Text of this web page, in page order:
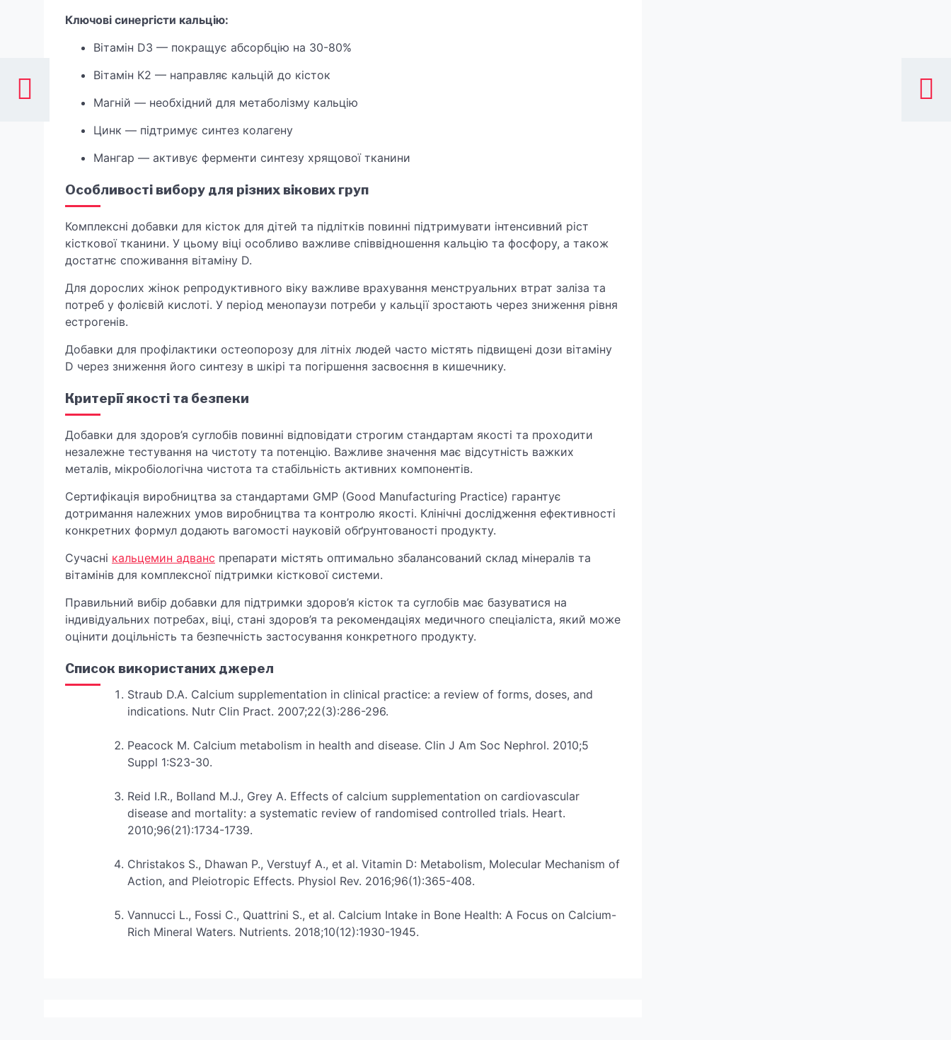
Ключові синергісти кальцію:
Вітамін D3 — покращує абсорбцію на 30-80%
Вітамін К2 — направляє кальцій до кісток
Магній — необхідний для метаболізму кальцію
Цинк — підтримує синтез колагену
Мангар — активує ферменти синтезу хрящової тканини
Особливості вибору для різних вікових груп
Комплексні добавки для кісток для дітей та підлітків повинні підтримувати інтенсивний ріст
кісткової тканини. У цьому віці особливо важливе співвідношення кальцію та фосфору, а також
достатнє споживання вітаміну D.
Для дорослих жінок репродуктивного віку важливе врахування менструальних втрат заліза та
потреб у фолієвій кислоті. У період менопаузи потреби у кальції зростають через зниження рівня
естрогенів.
Добавки для профілактики остеопорозу для літніх людей часто містять підвищені дози вітаміну
D через зниження його синтезу в шкірі та погіршення засвоєння в кишечнику.
Критерії якості та безпеки
Добавки для здоров’я суглобів повинні відповідати строгим стандартам якості та проходити
незалежне тестування на чистоту та потенцію. Важливе значення має відсутність важких
металів, мікробіологічна чистота та стабільність активних компонентів.
Сертифікація виробництва за стандартами GMP (Good Manufacturing Practice) гарантує
дотримання належних умов виробництва та контролю якості. Клінічні дослідження ефективності
конкретних формул додають вагомості науковій обґрунтованості продукту.
Сучасні кальцемин адванс препарати містять оптимально збалансований склад мінералів та
вітамінів для комплексної підтримки кісткової системи.
Правильний вибір добавки для підтримки здоров’я кісток та суглобів має базуватися на
індивідуальних потребах, віці, стані здоров’я та рекомендаціях медичного спеціаліста, який може
оцінити доцільність та безпечність застосування конкретного продукту.
Список використаних джерел
Straub D.A. Calcium supplementation in clinical practice: a review of forms, doses, and
indications. Nutr Clin Pract. 2007;22(3):286-296.
Peacock M. Calcium metabolism in health and disease. Clin J Am Soc Nephrol. 2010;5
Suppl 1:S23-30.
Reid I.R., Bolland M.J., Grey A. Effects of calcium supplementation on cardiovascular
disease and mortality: a systematic review of randomised controlled trials. Heart.
2010;96(21):1734-1739.
Christakos S., Dhawan P., Verstuyf A., et al. Vitamin D: Metabolism, Molecular Mechanism of
Action, and Pleiotropic Effects. Physiol Rev. 2016;96(1):365-408.
Vannucci L., Fossi C., Quattrini S., et al. Calcium Intake in Bone Health: A Focus on Calcium-
Rich Mineral Waters. Nutrients. 2018;10(12):1930-1945.